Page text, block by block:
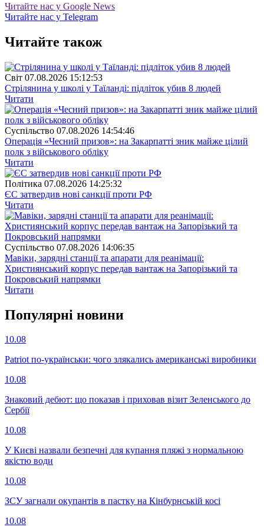
Читайте нас у Google News
Читайте нас у Telegram
Читайте також
Свiт 07.08.2026 15:12:53
Стрілянина у школі у Таїланді: підліток убив 8 людей
Читати
Суспiльство 07.08.2026 14:54:46
Операція «Чесний призов»: на Закарпатті зник майже цілий
полк з військового обліку
Читати
Полiтика 07.08.2026 14:25:32
ЄС затвердив нові санкції проти РФ
Читати
Суспiльство 07.08.2026 14:06:35
Мавіки, зарядні станції та апарати для реанімації:
Християнський корпус передав вантаж на Запорізький та
Покровський напрямки
Читати
Популярнi новини
10.08
Patriot по-українськи: чого злякались американські виробники
10.08
Знаковий дебют: що показав і приховав візит Зеленського до
Сербії
10.08
У Києві назвали безпечні для купання пляжі з нормальною
якістю води
10.08
ЗСУ загнали окупантів в пастку на Кінбурнській косі
10.08